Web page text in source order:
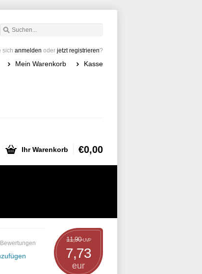
sich anmelden oder jetzt registrieren?
Mein Warenkorb Kasse
Ihr Warenkorb €0,00
11,90UVP
7,73
eur